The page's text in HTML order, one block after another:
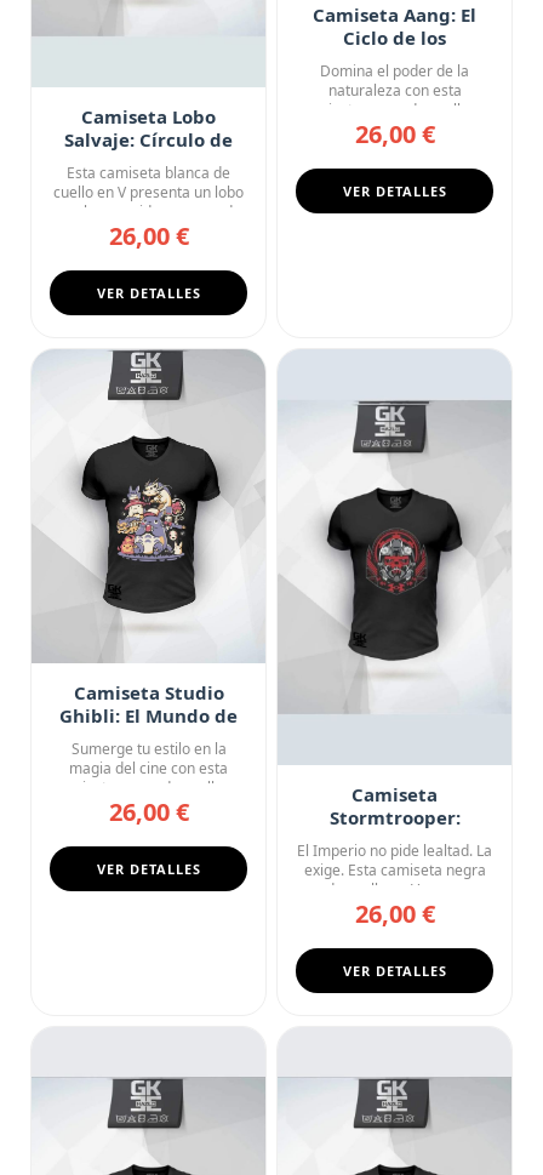
Camiseta Lobo
Salvaje: Círculo de
Fauces
Esta camiseta blanca de
cuello en V presenta un lobo
en pleno rugido enmarcad...
26,00 €
VER DETALLES
Camiseta Aang: El
Ciclo de los
Elementos
Domina el poder de la
naturaleza con esta
camiseta negra de cuello en
V. El d...
26,00 €
VER DETALLES
Camiseta Studio
Ghibli: El Mundo de
los Sueños
Sumerge tu estilo en la
magia del cine con esta
camiseta negra de cuello en
V...
26,00 €
VER DETALLES
Camiseta
Stormtrooper:
Soldado del Imperio
El Imperio no pide lealtad. La
exige. Esta camiseta negra
de cuello en V pres...
26,00 €
VER DETALLES